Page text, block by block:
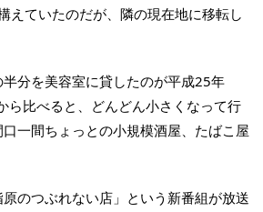
えていたのだが、隣の現在地に移転し
分を美容室に貸したのが平成25年
ら比べると、どんどん小さくなって行
一間ちょっとの小規模酒屋、たばこ屋
のつぶれない店」という新番組が放送